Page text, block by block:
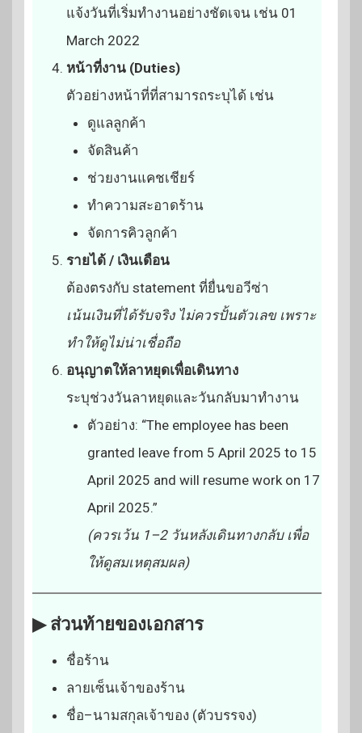
แจ้งวันที่เริ่มทำงานอย่างชัดเจน เช่น 01
March 2022
หน้าที่งาน (Duties)
ตัวอย่างหน้าที่ที่สามารถระบุได้ เช่น
ดูแลลูกค้า
จัดสินค้า
ช่วยงานแคชเชียร์
ทำความสะอาดร้าน
จัดการคิวลูกค้า
รายได้ / เงินเดือน
ต้องตรงกับ statement ที่ยื่นขอวีซ่า
เน้นเงินที่ได้รับจริง ไม่ควรปั้นตัวเลข เพราะ
ทำให้ดูไม่น่าเชื่อถือ
อนุญาตให้ลาหยุดเพื่อเดินทาง
ระบุช่วงวันลาหยุดและวันกลับมาทำงาน
ตัวอย่าง: “The employee has been
granted leave from 5 April 2025 to 15
April 2025 and will resume work on 17
April 2025.”
(ควรเว้น 1–2 วันหลังเดินทางกลับ เพื่อ
ให้ดูสมเหตุสมผล)
▶ ส่วนท้ายของเอกสาร
ชื่อร้าน
ลายเซ็นเจ้าของร้าน
ชื่อ–นามสกุลเจ้าของ (ตัวบรรจง)